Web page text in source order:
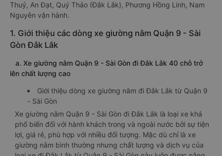
Thuỷ, An Đạt, Quý Thảo (Đắk Lắk), Phương Hồng Linh, Nam
Nguyên vận hành.
1. Giới thiệu các dòng xe giường nằm Quận 9 - Sài
Gòn Đắk Lắk
a. Xe giường nằm Quận 9 - Sài Gòn đi Đắk Lắk 40 chỗ trở
lên chất lượng cao
Giới thiệu dòng xe giường nằm đi Đắk Lắk từ Quận 9
- Sài Gòn
Xe giường nằm Quận 9 - Sài Gòn đi Đắk Lắk là loại xe khá
phổ biến đối với hành khách trong và ngoài nước bởi sự tiện
lợi, giá rẻ, phù hợp với nhiều đối tượng. Mặc dù chỉ là xe
giường nằm bình thường nhưng chất lượng và dịch vụ của